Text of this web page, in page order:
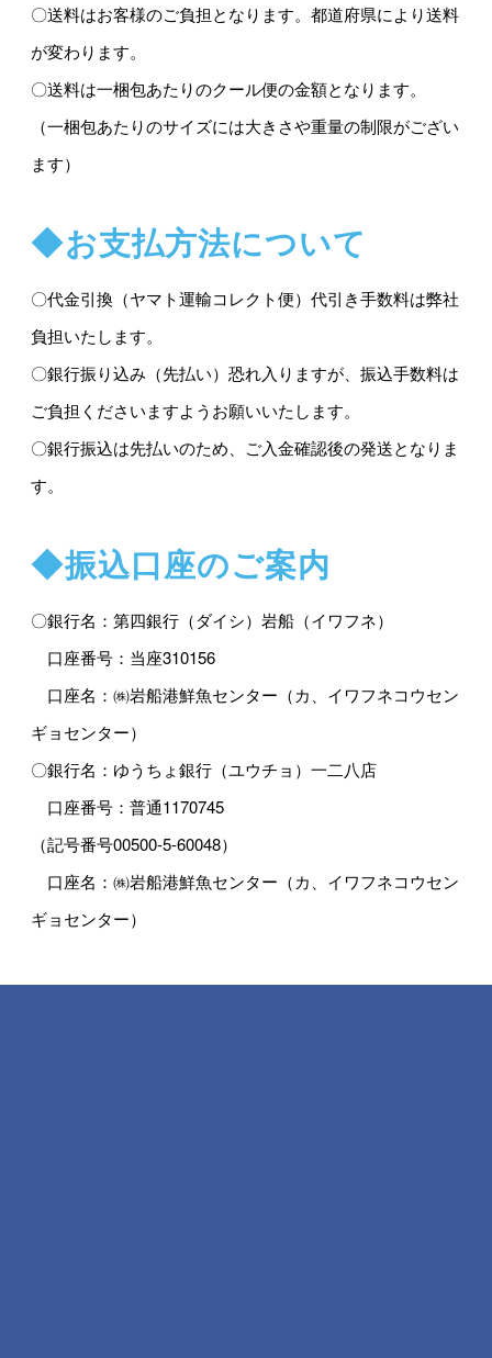
〇送料はお客様のご負担となります。都道府県により送料
が変わります。
〇送料は一梱包あたりのクール便の金額となります。
（一梱包あたりのサイズには大きさや重量の制限がござい
ます）
◆お支払方法について
〇代金引換（ヤマト運輸コレクト便）代引き手数料は弊社
負担いたします。
〇銀行振り込み（先払い）恐れ入りますが、振込手数料は
ご負担くださいますようお願いいたします。
〇銀行振込は先払いのため、ご入金確認後の発送となりま
す。
◆振込口座のご案内
〇銀行名：第四銀行（ダイシ）岩船（イワフネ）
口座番号：当座310156
口座名：㈱岩船港鮮魚センター（カ、イワフネコウセン
ギョセンター）
〇銀行名：ゆうちょ銀行（ユウチョ）一二八店
口座番号：普通1170745
（記号番号00500-5-60048）
口座名：㈱岩船港鮮魚センター（カ、イワフネコウセン
ギョセンター）